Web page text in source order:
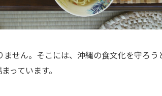
せん。そこには、沖縄の食文化を守ろう
っています。